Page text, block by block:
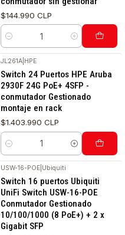
$144.990 CLP
Cantidad
JL261A HPE
Switch 24 Puertos HPE Aruba
2930F 24G PoE+ 4SFP -
conmutador Gestionado
montaje en rack
$1.403.990 CLP
Cantidad
USW-16-POE Ubiquiti
Switch 16 puertos Ubiquiti
UniFi Switch USW-16-POE
Conmutador Gestionado
10/100/1000 (8 PoE+) + 2 x
Gigabit SFP